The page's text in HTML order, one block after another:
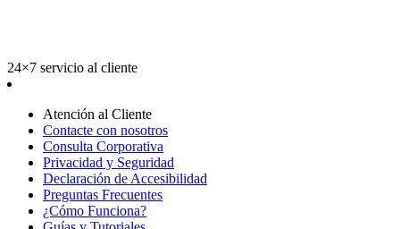
24×7 servicio al cliente
Atención al Cliente
Contacte con nosotros
Consulta Corporativa
Privacidad y Seguridad
Declaración de Accesibilidad
Preguntas Frecuentes
¿Cómo Funciona?